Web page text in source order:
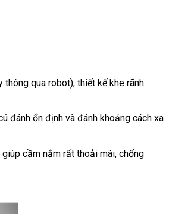
qua robot), thiết kế khe rãnh
đánh ổn định và đánh khoảng cách xa
cầm nắm rất thoải mái, chống